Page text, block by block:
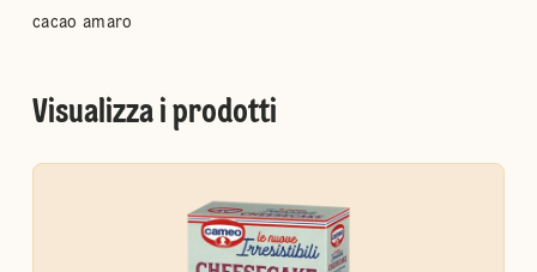
cacao amaro
Visualizza i prodotti